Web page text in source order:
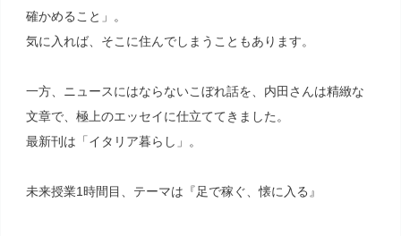
確かめること」。
気に入れば、そこに住んでしまうこともあります。
一方、ニュースにはならないこぼれ話を、内田さんは精緻な
文章で、極上のエッセイに仕立ててきました。
最新刊は「イタリア暮らし」。
未来授業1時間目、テーマは『足で稼ぐ、懐に入る』